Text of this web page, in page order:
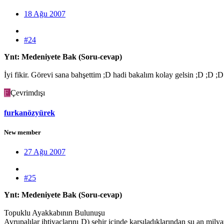
18 Ağu 2007
#24
Ynt: Medeniyete Bak (Soru-cevap)
İyi fikir. Görevi sana bahşettim ;D hadi bakalım kolay gelsin ;D ;D ;D
F Çevrimdışı
furkanözyürek
New member
27 Ağu 2007
#25
Ynt: Medeniyete Bak (Soru-cevap)
Topuklu Ayakkabının Bulunuşu
Avrupalılar ihtiyaçlarını D) şehir içinde karşıladıklarından şu an